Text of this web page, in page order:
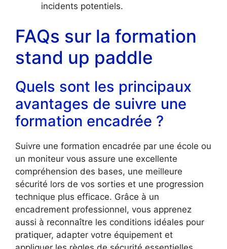
incidents potentiels.
FAQs sur la formation
stand up paddle
Quels sont les principaux
avantages de suivre une
formation encadrée ?
Suivre une formation encadrée par une école ou
un moniteur vous assure une excellente
compréhension des bases, une meilleure
sécurité lors de vos sorties et une progression
technique plus efficace. Grâce à un
encadrement professionnel, vous apprenez
aussi à reconnaître les conditions idéales pour
pratiquer, adapter votre équipement et